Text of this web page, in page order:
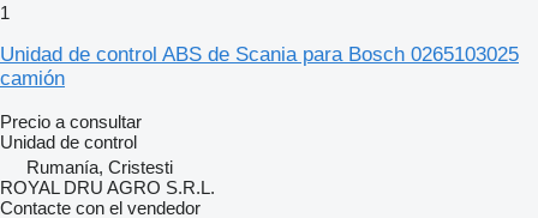
1
Unidad de control ABS de Scania para Bosch 0265103025
camión
Precio a consultar
Unidad de control
Rumanía, Cristesti
ROYAL DRU AGRO S.R.L.
Contacte con el vendedor